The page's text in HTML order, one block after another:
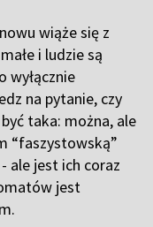
wiąże się z
i ludzie są
wyłącznie
na pytanie, czy
taka: można, ale
“faszystowską”
ale jest ich coraz
jest